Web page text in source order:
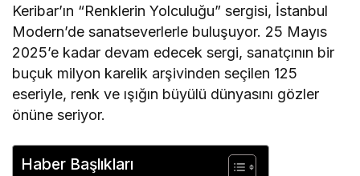
Keribar’ın “Renklerin Yolculuğu” sergisi, İstanbul
Modern’de sanatseverlerle buluşuyor. 25 Mayıs
2025’e kadar devam edecek sergi, sanatçının bir
buçuk milyon karelik arşivinden seçilen 125
eseriyle, renk ve ışığın büyülü dünyasını gözler
önüne seriyor.
Haber Başlıkları